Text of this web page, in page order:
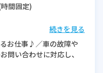
間固定)
続きを見る
お仕事♪／車の故障や
問い合わせに対応し、